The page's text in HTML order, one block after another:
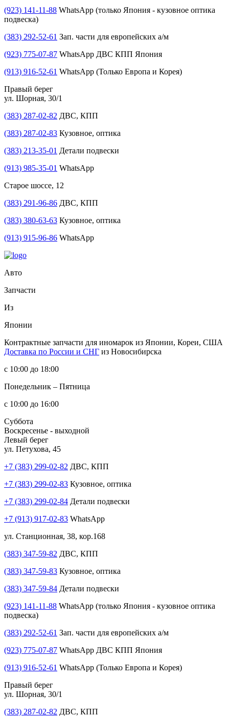
(923) 141-11-88 WhatsApp (только Япония - кузовное оптика
подвеска)
(383) 292-52-61 Зап. части для европейских а/м
(923) 775-07-87 WhatsApp ДВС КПП Япония
(913) 916-52-61 WhatsApp (Только Европа и Корея)
Правый берег
ул. Шорная, 30/1
(383) 287-02-82 ДВС, КПП
(383) 287-02-83 Кузовное, оптика
(383) 213-35-01 Детали подвески
(913) 985-35-01 WhatsApp
Старое шоссе, 12
(383) 291-96-86 ДВС, КПП
(383) 380-63-63 Кузовное, оптика
(913) 915-96-86 WhatsApp
Авто
Запчасти
Из
Японии
Контрактные запчасти для иномарок из Японии, Кореи, США
Доставка по России и СНГ из Новосибирска
с 10:00 до 18:00
Понедельник – Пятница
с 10:00 до 16:00
Суббота
Воскресенье - выходной
Левый берег
ул. Петухова, 45
+7 (383) 299-02-82 ДВС, КПП
+7 (383) 299-02-83 Кузовное, оптика
+7 (383) 299-02-84 Детали подвески
+7 (913) 917-02-83 WhatsApp
ул. Станционная, 38, кор.168
(383) 347-59-82 ДВС, КПП
(383) 347-59-83 Кузовное, оптика
(383) 347-59-84 Детали подвески
(923) 141-11-88 WhatsApp (только Япония - кузовное оптика
подвеска)
(383) 292-52-61 Зап. части для европейских а/м
(923) 775-07-87 WhatsApp ДВС КПП Япония
(913) 916-52-61 WhatsApp (Только Европа и Корея)
Правый берег
ул. Шорная, 30/1
(383) 287-02-82 ДВС, КПП